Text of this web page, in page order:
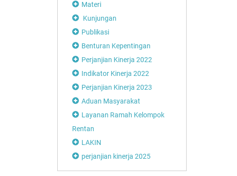
Materi
Kunjungan
Publikasi
Benturan Kepentingan
Perjanjian Kinerja 2022
Indikator Kinerja 2022
Perjanjian Kinerja 2023
Aduan Masyarakat
Layanan Ramah Kelompok
Rentan
LAKIN
perjanjian kinerja 2025